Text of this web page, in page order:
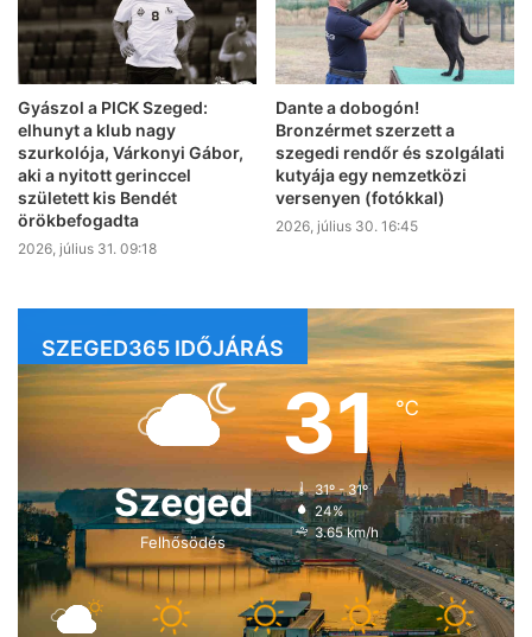
Gyászol a PICK Szeged:
elhunyt a klub nagy
szurkolója, Várkonyi Gábor,
aki a nyitott gerinccel
született kis Bendét
örökbefogadta
2026, július 31. 09:18
Dante a dobogón!
Bronzérmet szerzett a
szegedi rendőr és szolgálati
kutyája egy nemzetközi
versenyen (fotókkal)
2026, július 30. 16:45
SZEGED365 IDŐJÁRÁS
Szeged
Felhősödés
31℃
31º - 31º
24%
3.65 km/h